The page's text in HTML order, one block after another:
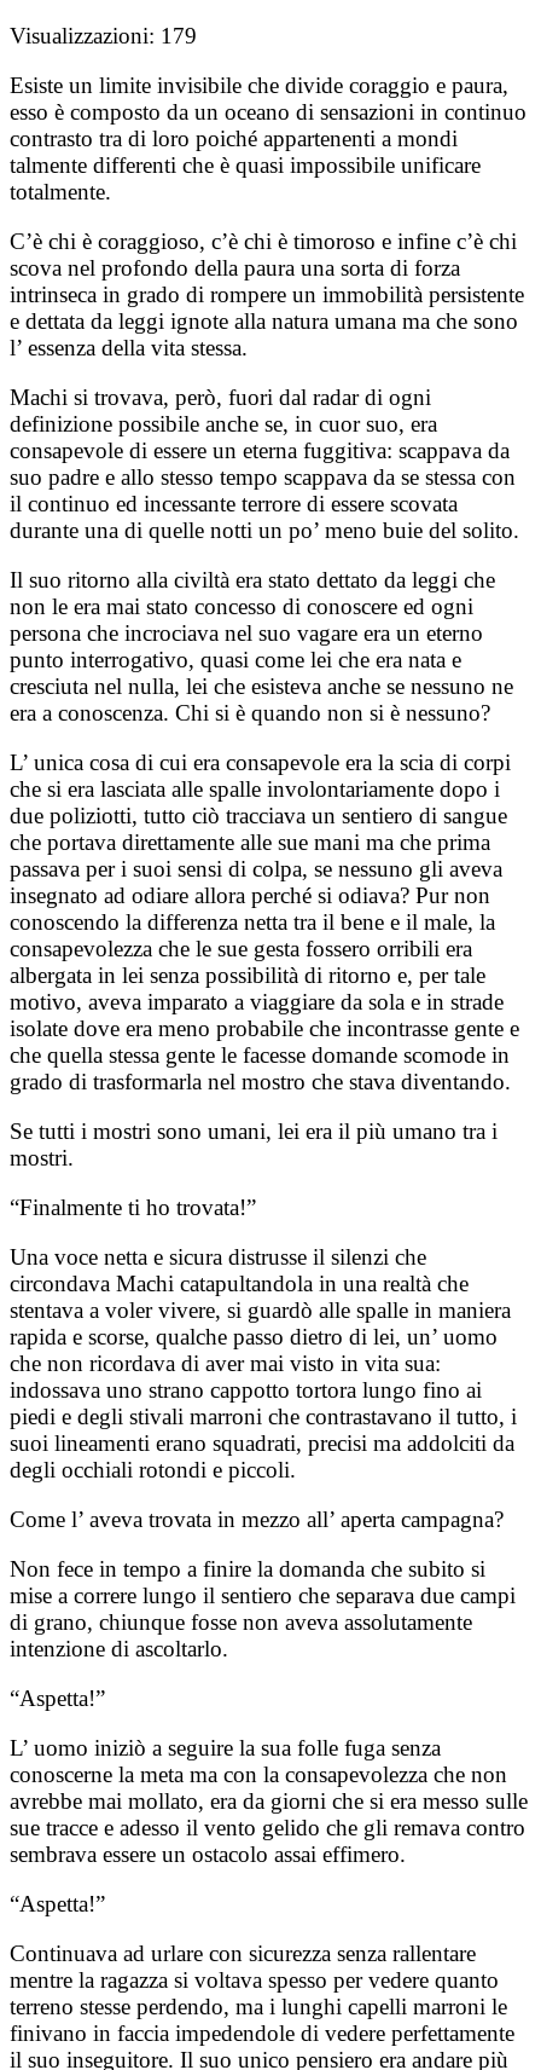
Visualizzazioni: 179
Esiste un limite invisibile che divide coraggio e paura,
esso è composto da un oceano di sensazioni in continuo
contrasto tra di loro poiché appartenenti a mondi
talmente differenti che è quasi impossibile unificare
totalmente.
C’è chi è coraggioso, c’è chi è timoroso e infine c’è chi
scova nel profondo della paura una sorta di forza
intrinseca in grado di rompere un immobilità persistente
e dettata da leggi ignote alla natura umana ma che sono
l’ essenza della vita stessa.
Machi si trovava, però, fuori dal radar di ogni
definizione possibile anche se, in cuor suo, era
consapevole di essere un eterna fuggitiva: scappava da
suo padre e allo stesso tempo scappava da se stessa con
il continuo ed incessante terrore di essere scovata
durante una di quelle notti un po’ meno buie del solito.
Il suo ritorno alla civiltà era stato dettato da leggi che
non le era mai stato concesso di conoscere ed ogni
persona che incrociava nel suo vagare era un eterno
punto interrogativo, quasi come lei che era nata e
cresciuta nel nulla, lei che esisteva anche se nessuno ne
era a conoscenza. Chi si è quando non si è nessuno?
L’ unica cosa di cui era consapevole era la scia di corpi
che si era lasciata alle spalle involontariamente dopo i
due poliziotti, tutto ciò tracciava un sentiero di sangue
che portava direttamente alle sue mani ma che prima
passava per i suoi sensi di colpa, se nessuno gli aveva
insegnato ad odiare allora perché si odiava? Pur non
conoscendo la differenza netta tra il bene e il male, la
consapevolezza che le sue gesta fossero orribili era
albergata in lei senza possibilità di ritorno e, per tale
motivo, aveva imparato a viaggiare da sola e in strade
isolate dove era meno probabile che incontrasse gente e
che quella stessa gente le facesse domande scomode in
grado di trasformarla nel mostro che stava diventando.
Se tutti i mostri sono umani, lei era il più umano tra i
mostri.
“Finalmente ti ho trovata!”
Una voce netta e sicura distrusse il silenzi che
circondava Machi catapultandola in una realtà che
stentava a voler vivere, si guardò alle spalle in maniera
rapida e scorse, qualche passo dietro di lei, un’ uomo
che non ricordava di aver mai visto in vita sua:
indossava uno strano cappotto tortora lungo fino ai
piedi e degli stivali marroni che contrastavano il tutto, i
suoi lineamenti erano squadrati, precisi ma addolciti da
degli occhiali rotondi e piccoli.
Come l’ aveva trovata in mezzo all’ aperta campagna?
Non fece in tempo a finire la domanda che subito si
mise a correre lungo il sentiero che separava due campi
di grano, chiunque fosse non aveva assolutamente
intenzione di ascoltarlo.
“Aspetta!”
L’ uomo iniziò a seguire la sua folle fuga senza
conoscerne la meta ma con la consapevolezza che non
avrebbe mai mollato, era da giorni che si era messo sulle
sue tracce e adesso il vento gelido che gli remava contro
sembrava essere un ostacolo assai effimero.
“Aspetta!”
Continuava ad urlare con sicurezza senza rallentare
mentre la ragazza si voltava spesso per vedere quanto
terreno stesse perdendo, ma i lunghi capelli marroni le
finivano in faccia impedendole di vedere perfettamente
il suo inseguitore. Il suo unico pensiero era andare più